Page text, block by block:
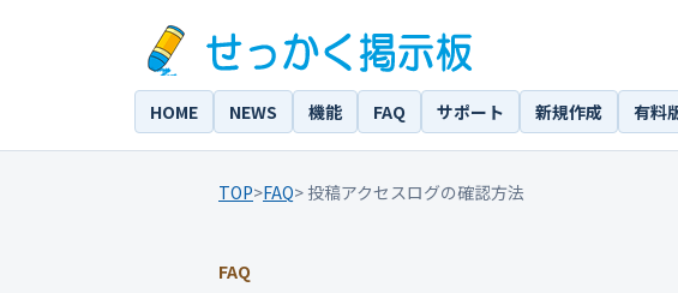
HOME NEWS 機能 FAQ サポート 新規作成 有料
TOP>FAQ> 投稿アクセスログの確認方法
FAQ